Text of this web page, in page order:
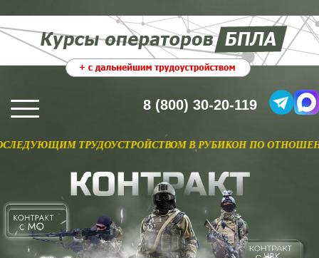
8 (800) 30-20-119
В РУБИКОН ПО ОТНОШЕНИЮ.